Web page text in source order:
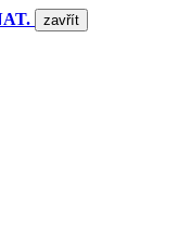
zavřít